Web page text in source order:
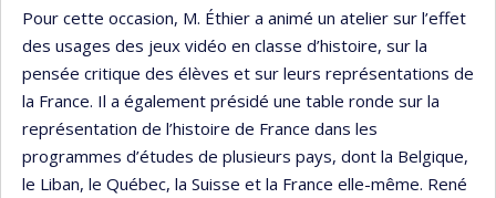
Pour cette occasion, M. Éthier a animé un atelier sur l’effet
des usages des jeux vidéo en classe d’histoire, sur la
pensée critique des élèves et sur leurs représentations de
la France. Il a également présidé une table ronde sur la
représentation de l’histoire de France dans les
programmes d’études de plusieurs pays, dont la Belgique,
le Liban, le Québec, la Suisse et la France elle-même. René